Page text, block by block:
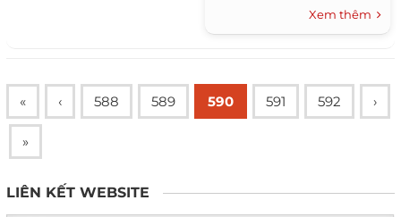
Xem thêm
« ‹ 588 589 590 591 592 ›
»
LIÊN KẾT WEBSITE